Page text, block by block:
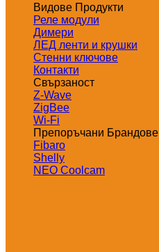
Видове Продукти
Реле модули
Димери
ЛЕД ленти и крушки
Стенни ключове
Контакти
Свързаност
Z-Wave
ZigBee
Wi-Fi
Препоръчани Брандове
Fibaro
Shelly
NEO Coolcam